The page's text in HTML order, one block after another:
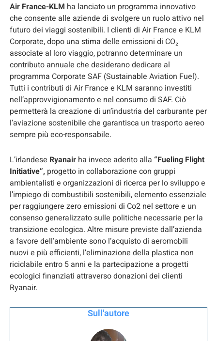
Air France-KLM ha lanciato un programma innovativo
che consente alle aziende di svolgere un ruolo attivo nel
futuro dei viaggi sostenibili. I clienti di Air France e KLM
Corporate, dopo una stima delle emissioni di CO₂
associate al loro viaggio, potranno determinare un
contributo annuale che desiderano dedicare al
programma Corporate SAF (Sustainable Aviation Fuel).
Tutti i contributi di Air France e KLM saranno investiti
nell’approvvigionamento e nel consumo di SAF. Ciò
permetterà la creazione di un’industria del carburante per
l’aviazione sostenibile che garantisca un trasporto aereo
sempre più eco-responsabile.
L’irlandese Ryanair ha invece aderito alla “Fueling Flight
Initiative”, progetto in collaborazione con gruppi
ambientalisti e organizzazioni di ricerca per lo sviluppo e
l’impiego di combustibili sostenibili, elemento essenziale
per raggiungere zero emissioni di Co2 nel settore e un
consenso generalizzato sulle politiche necessarie per la
transizione ecologica. Altre misure previste dall’azienda
a favore dell’ambiente sono l’acquisto di aeromobili
nuovi e più efficienti, l’eliminazione della plastica non
riciclabile entro 5 anni e la partecipazione a progetti
ecologici finanziati attraverso donazioni dei clienti
Ryanair.
Sull'autore